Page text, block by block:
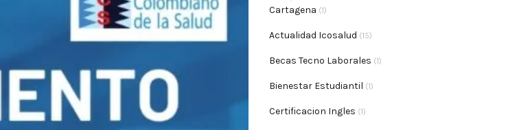
Cartagena (1)
Actualidad Icosalud (15)
Becas Tecno Laborales (1)
Bienestar Estudiantil (1)
Certificacion Ingles (1)